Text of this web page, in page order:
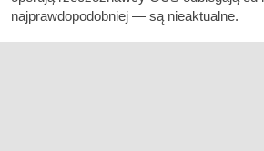
najprawdopodobniej — są nieaktualne.